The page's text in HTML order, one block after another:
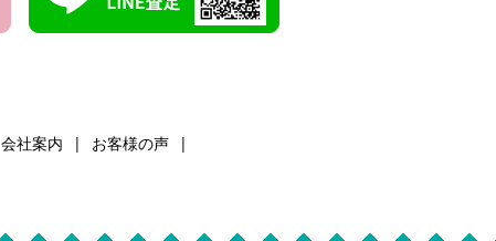
会社案内
お客様の声